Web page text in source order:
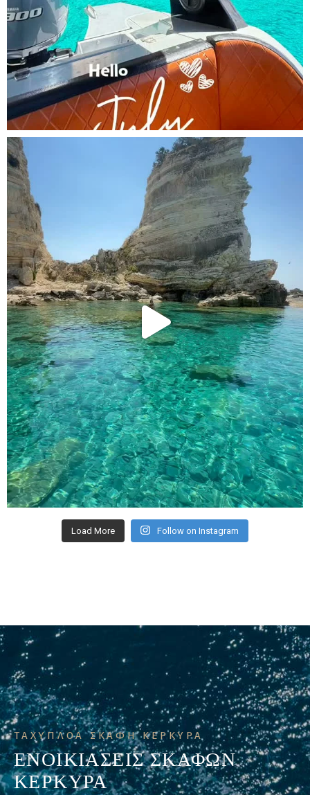
Load More Follow on Instagram
ΤΑΧΥΠΛΟΑ ΣΚΑΦΗ ΚΕΡΚΥΡΑ
ΕΝΟΙΚΙΑΣΕΙΣ ΣΚΑΦΩΝ
ΚΕΡΚΥΡΑ